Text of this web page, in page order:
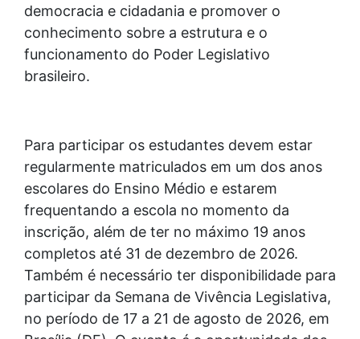
democracia e cidadania e promover o
conhecimento sobre a estrutura e o
funcionamento do Poder Legislativo
brasileiro.
Para participar os estudantes devem estar
regularmente matriculados em um dos anos
escolares do Ensino Médio e estarem
frequentando a escola no momento da
inscrição, além de ter no máximo 19 anos
completos até 31 de dezembro de 2026.
Também é necessário ter disponibilidade para
participar da Semana de Vivência Legislativa,
no período de 17 a 21 de agosto de 2026, em